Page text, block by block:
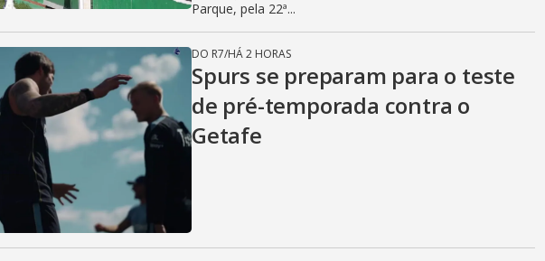
Parque, pela 22ª...
DO R7/HÁ 2 HORAS
Spurs se preparam para o teste
de pré-temporada contra o
Getafe